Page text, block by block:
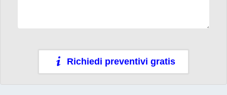
Richiedi preventivi gratis